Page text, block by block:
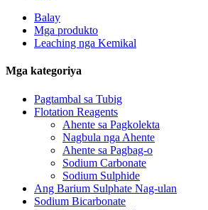
Balay
Mga produkto
Leaching nga Kemikal
Mga kategoriya
Pagtambal sa Tubig
Flotation Reagents
Ahente sa Pagkolekta
Nagbula nga Ahente
Ahente sa Pagbag-o
Sodium Carbonate
Sodium Sulphide
Ang Barium Sulphate Nag-ulan
Sodium Bicarbonate